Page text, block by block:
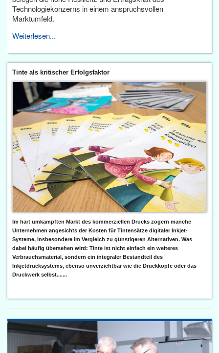
Technologiekonzerns in einem anspruchsvollen
Marktumfeld.
Weiterlesen...
Tinte als kritischer Erfolgsfaktor
Im hart umkämpften Markt des kommerziellen Drucks zögern manche
Unternehmen angesichts der Kosten für Tintensätze digitaler Inkjet-
Systeme, insbesondere im Vergleich zu günstigeren Alternativen. Was
dabei häufig übersehen wird: Tinte ist nicht einfach ein weiteres
Verbrauchsmaterial, sondern ein integraler Bestandteil des
Inkjetdrucksystems, ebenso unverzichtbar wie die Druckköpfe oder das
Druckwerk selbst.......